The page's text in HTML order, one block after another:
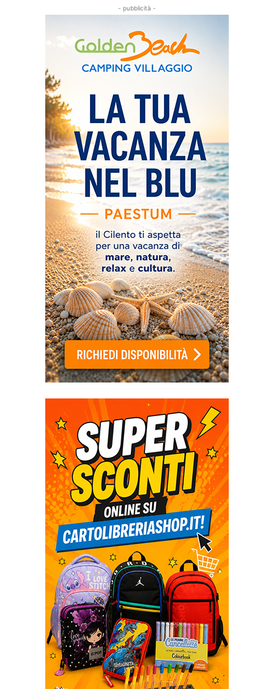
- pubblicità -